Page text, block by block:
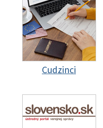
Cudzinci